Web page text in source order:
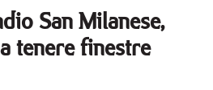
San Milanese,
tenere finestre